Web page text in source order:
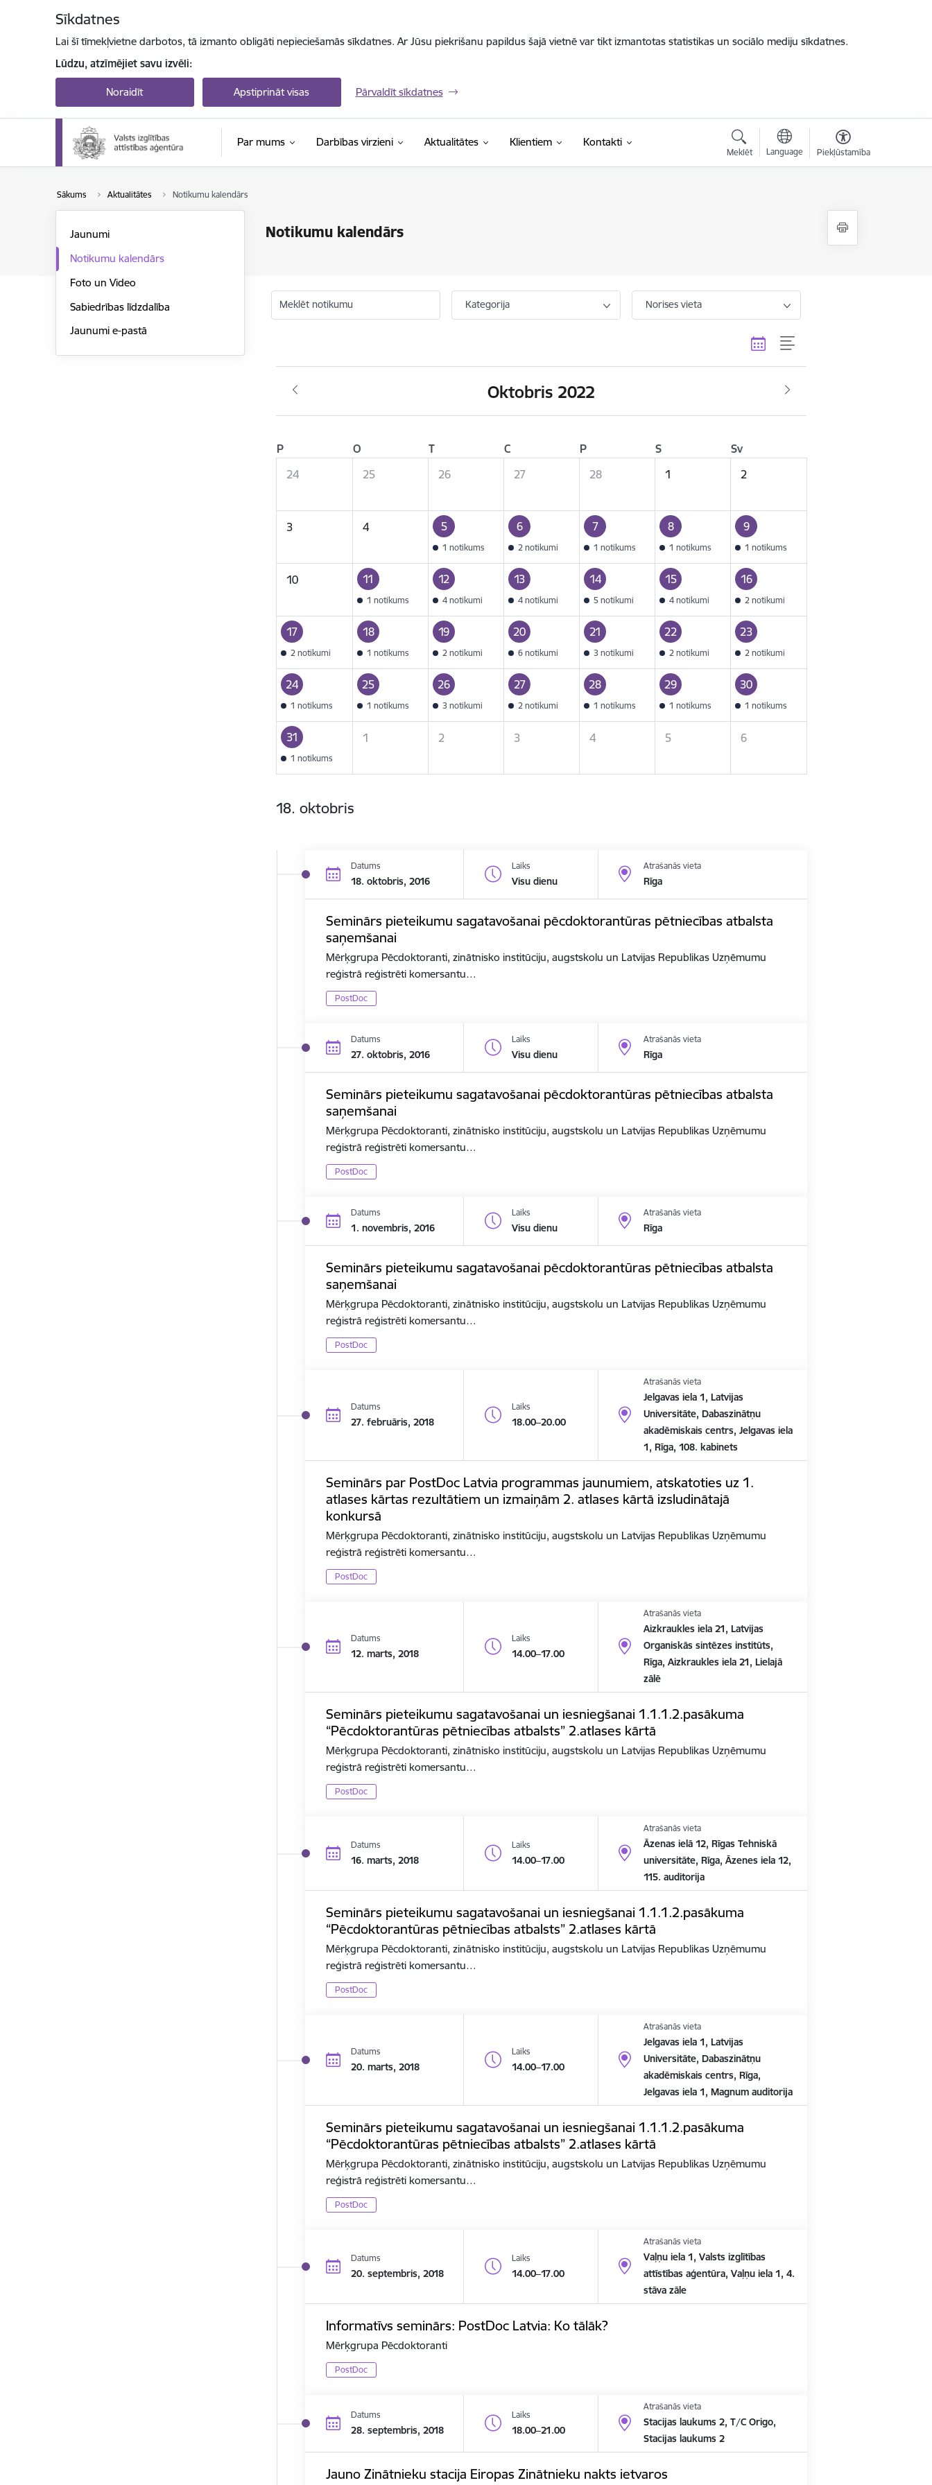
Sīkdatnes
Lai šī tīmekļvietne darbotos, tā izmanto obligāti nepieciešamās sīkdatnes. Ar Jūsu piekrišanu papildus šajā vietnē var tikt izmantotas statistikas un sociālo mediju sīkdatnes.
Lūdzu, atzīmējiet savu izvēli:
Noraidīt Apstiprināt visas Pārvaldīt sīkdatnes
Par mums Darbības virzieni Aktualitātes Klientiem Kontakti
Meklēt Language Piekļūstamība
Sākums Aktualitātes Notikumu kalendārs
Notikumu kalendārs
Jaunumi
Notikumu kalendārs
Foto un Video
Sabiedrības līdzdalība
Jaunumi e-pastā
Meklēt notikumu Kategorija Norises vieta
Oktobris 2022
P O T C P S
Sv
24
25 26 27 28 1 2
3 4 5
1 notikums
6
2 notikumi
7
1 notikums
8
1 notikums
9
1 notikums
10 11
1 notikums
12
4 notikumi
13
4 notikumi
14
5 notikumi
15
4 notikumi
16
2 notikumi
17
2 notikumi
18
1 notikums
19
2 notikumi
20
6 notikumi
21
3 notikumi
22
2 notikumi
23
2 notikumi
24
1 notikums
25
1 notikums
26
3 notikumi
27
2 notikumi
28
1 notikums
29
1 notikums
30
1 notikums
31
1 notikums
1 2 3 4 5 6
18. oktobris
Datums
18. oktobris, 2016
Laiks
Visu dienu
Atrašanās vieta
Rīga
Seminārs pieteikumu sagatavošanai pēcdoktorantūras pētniecības atbalsta
saņemšanai
Mērķgrupa Pēcdoktoranti, zinātnisko institūciju, augstskolu un Latvijas Republikas Uzņēmumu
reģistrā reģistrēti komersantu…
PostDoc
Datums
27. oktobris, 2016
Laiks
Visu dienu
Atrašanās vieta
Rīga
Seminārs pieteikumu sagatavošanai pēcdoktorantūras pētniecības atbalsta
saņemšanai
Mērķgrupa Pēcdoktoranti, zinātnisko institūciju, augstskolu un Latvijas Republikas Uzņēmumu
reģistrā reģistrēti komersantu…
PostDoc
Datums
1. novembris, 2016
Laiks
Visu dienu
Atrašanās vieta
Rīga
Seminārs pieteikumu sagatavošanai pēcdoktorantūras pētniecības atbalsta
saņemšanai
Mērķgrupa Pēcdoktoranti, zinātnisko institūciju, augstskolu un Latvijas Republikas Uzņēmumu
reģistrā reģistrēti komersantu…
PostDoc
Datums
27. februāris, 2018
Laiks
18.00–20.00
Atrašanās vieta
Jelgavas iela 1, Latvijas
Universitāte, Dabaszinātņu
akadēmiskais centrs, Jelgavas iela
1, Rīga, 108. kabinets
Seminārs par PostDoc Latvia programmas jaunumiem, atskatoties uz 1.
atlases kārtas rezultātiem un izmaiņām 2. atlases kārtā izsludinātajā
konkursā
Mērķgrupa Pēcdoktoranti, zinātnisko institūciju, augstskolu un Latvijas Republikas Uzņēmumu
reģistrā reģistrēti komersantu…
PostDoc
Datums
12. marts, 2018
Laiks
14.00–17.00
Atrašanās vieta
Aizkraukles iela 21, Latvijas
Organiskās sintēzes institūts,
Rīga, Aizkraukles iela 21, Lielajā
zālē
Seminārs pieteikumu sagatavošanai un iesniegšanai 1.1.1.2.pasākuma
“Pēcdoktorantūras pētniecības atbalsts” 2.atlases kārtā
Mērķgrupa Pēcdoktoranti, zinātnisko institūciju, augstskolu un Latvijas Republikas Uzņēmumu
reģistrā reģistrēti komersantu…
PostDoc
Datums
16. marts, 2018
Laiks
14.00–17.00
Atrašanās vieta
Āzenas ielā 12, Rīgas Tehniskā
universitāte, Rīga, Āzenes iela 12,
115. auditorija
Seminārs pieteikumu sagatavošanai un iesniegšanai 1.1.1.2.pasākuma
“Pēcdoktorantūras pētniecības atbalsts” 2.atlases kārtā
Mērķgrupa Pēcdoktoranti, zinātnisko institūciju, augstskolu un Latvijas Republikas Uzņēmumu
reģistrā reģistrēti komersantu…
PostDoc
Datums
20. marts, 2018
Laiks
14.00–17.00
Atrašanās vieta
Jelgavas iela 1, Latvijas
Universitāte, Dabaszinātņu
akadēmiskais centrs, Rīga,
Jelgavas iela 1, Magnum auditorija
Seminārs pieteikumu sagatavošanai un iesniegšanai 1.1.1.2.pasākuma
“Pēcdoktorantūras pētniecības atbalsts” 2.atlases kārtā
Mērķgrupa Pēcdoktoranti, zinātnisko institūciju, augstskolu un Latvijas Republikas Uzņēmumu
reģistrā reģistrēti komersantu…
PostDoc
Datums
20. septembris, 2018
Laiks
14.00–17.00
Atrašanās vieta
Vaļņu iela 1, Valsts izglītības
attīstības aģentūra, Vaļņu iela 1, 4.
stāva zāle
Informatīvs seminārs: PostDoc Latvia: Ko tālāk?
Mērķgrupa Pēcdoktoranti
PostDoc
Datums
28. septembris, 2018
Laiks
18.00–21.00
Atrašanās vieta
Stacijas laukums 2, T/C Origo,
Stacijas laukums 2
Jauno Zinātnieku stacija Eiropas Zinātnieku nakts ietvaros